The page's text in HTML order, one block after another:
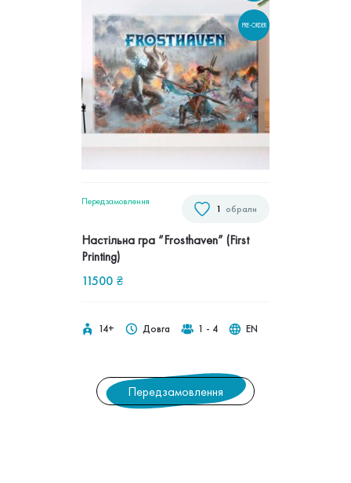
PRE-ORDER
обрали
1
Передзамовлення
Настільна гра “Frosthaven” (First
Printing)
11500 ₴
14+ Довга 1 - 4 EN
Передзамовлення